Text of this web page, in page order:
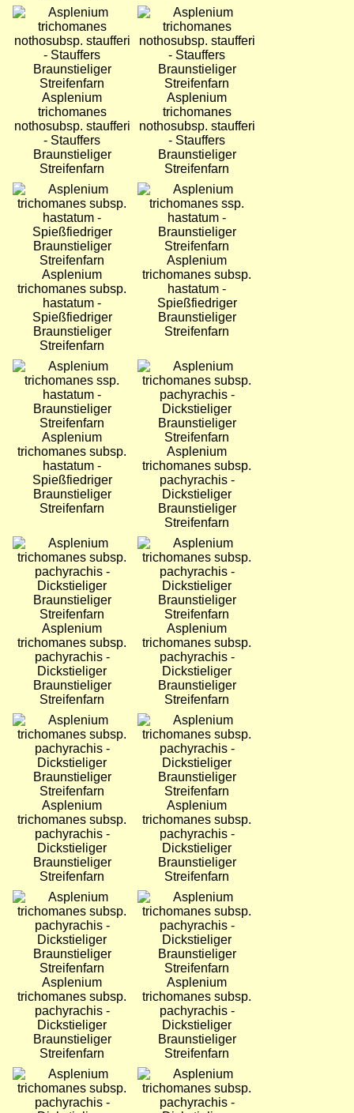
Bild
Asplenium
trichomanes
nothosubsp. staufferi
- Stauffers
Braunstieliger
Streifenfarn
Bild
Asplenium
trichomanes
nothosubsp. staufferi
- Stauffers
Braunstieliger
Streifenfarn
Bild
Asplenium
trichomanes subsp.
hastatum -
Spießfiedriger
Braunstieliger
Streifenfarn
Bild
Asplenium
trichomanes subsp.
hastatum -
Spießfiedriger
Braunstieliger
Streifenfarn
Bild
Asplenium
trichomanes subsp.
hastatum -
Spießfiedriger
Braunstieliger
Streifenfarn
Bild
Asplenium
trichomanes subsp.
pachyrachis -
Dickstieliger
Braunstieliger
Streifenfarn
Bild
Asplenium
trichomanes subsp.
pachyrachis -
Dickstieliger
Braunstieliger
Streifenfarn
Bild
Asplenium
trichomanes subsp.
pachyrachis -
Dickstieliger
Braunstieliger
Streifenfarn
Bild
Asplenium
trichomanes subsp.
pachyrachis -
Dickstieliger
Braunstieliger
Streifenfarn
Bild
Asplenium
trichomanes subsp.
pachyrachis -
Dickstieliger
Braunstieliger
Streifenfarn
Bild
Asplenium
trichomanes subsp.
pachyrachis -
Dickstieliger
Braunstieliger
Streifenfarn
Bild
Asplenium
trichomanes subsp.
pachyrachis -
Dickstieliger
Braunstieliger
Streifenfarn
Bild
Bild